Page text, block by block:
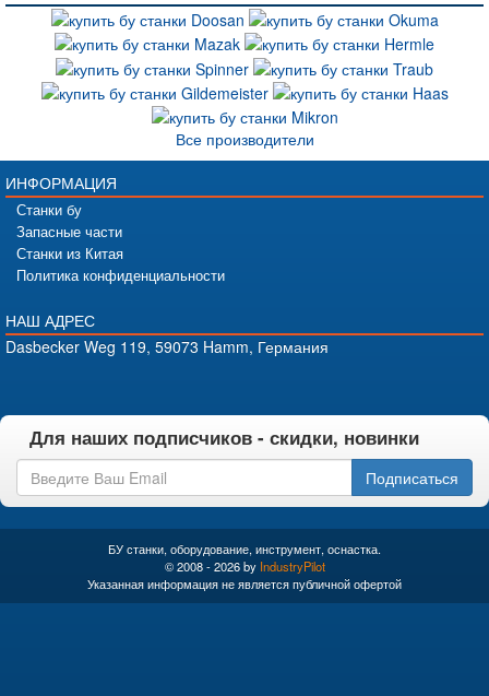
Все производители
ИНФОРМАЦИЯ
Станки бу
Запасные части
Станки из Китая
Политика конфиденциальности
НАШ АДРЕС
Dasbecker Weg 119, 59073 Hamm, Германия
Для наших подписчиков - скидки, новинки
Подписаться
БУ станки, оборудование, инструмент, оснастка.
© 2008 - 2026 by IndustryPilot
Указанная информация не является публичной офертой